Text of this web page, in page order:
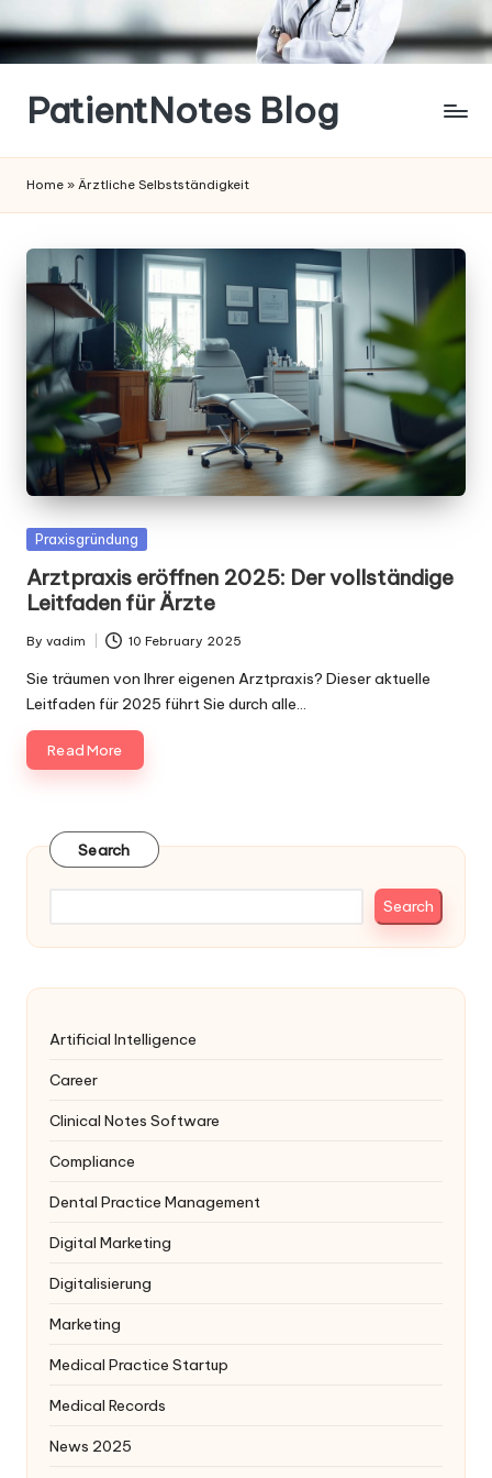
Skip
contentPatientNotes Blog
Home » Ärztliche Selbstständigkeit
Posted
Praxisgründung
Arztpraxis eröffnen 2025: Der vollständige
Leitfaden für Ärzte
Posted
by
By vadim 10 February 2025
Sie träumen von Ihrer eigenen Arztpraxis? Dieser aktuelle
Leitfaden für 2025 führt Sie durch alle…
Read More
Search
Search
Artificial Intelligence
Career
Clinical Notes Software
Compliance
Dental Practice Management
Digital Marketing
Digitalisierung
Marketing
Medical Practice Startup
Medical Records
News 2025